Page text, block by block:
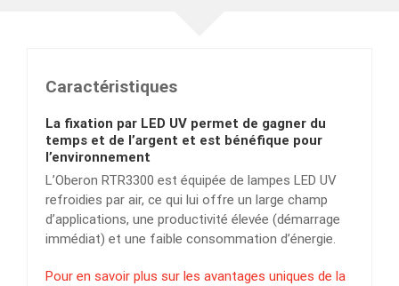
Caractéristiques
La fixation par LED UV permet de gagner du
temps et de l’argent et est bénéfique pour
l’environnement
L’Oberon RTR3300 est équipée de lampes LED UV
refroidies par air, ce qui lui offre un large champ
d’applications, une productivité élevée (démarrage
immédiat) et une faible consommation d’énergie.
Pour en savoir plus sur les avantages uniques de la